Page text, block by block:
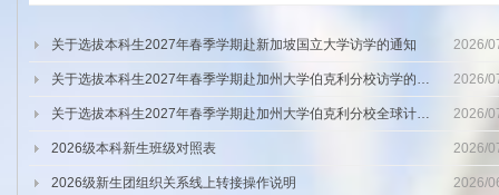
2026/
关于选拔本科生2027年春季学期赴新加坡国立大学访学的通知
Top 2026/
关于选拔本科生2027年春季学期赴加州大学伯克利分校访学的通知
Top 2026/
关于选拔本科生2027年春季学期赴加州大学伯克利分校全球计算与数据科学项目访学的通知
Top 2026/
2026级本科新生班级对照表
Top 2026/
2026级新生团组织关系线上转接操作说明